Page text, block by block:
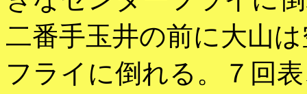
二番手玉井の前に大山
フライに倒れる。７回